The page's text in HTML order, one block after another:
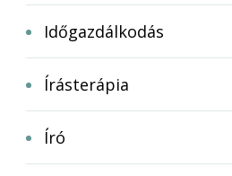
Időgazdálkodás
Írásterápia
Író